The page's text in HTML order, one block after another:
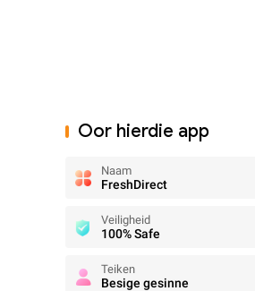
Oor hierdie app
Naam
FreshDirect
Veiligheid
100% Safe
Teiken
Besige gesinne